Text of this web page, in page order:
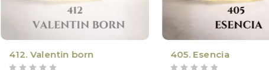
412. Valentin born 405. Esencia